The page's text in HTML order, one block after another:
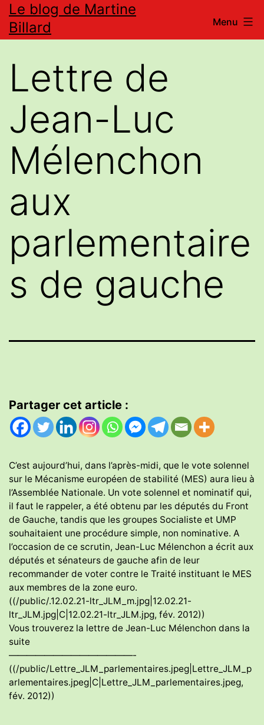
Aller
au
Le blog de Martine
Billard
Menu
Lettre de
Jean-Luc
Mélenchon
aux
parlementaire
s de gauche
Partager cet article :
C’est aujourd’hui, dans l’après-midi, que le vote solennel
sur le Mécanisme européen de stabilité (MES) aura lieu à
l’Assemblée Nationale. Un vote solennel et nominatif qui,
il faut le rappeler, a été obtenu par les députés du Front
de Gauche, tandis que les groupes Socialiste et UMP
souhaitaient une procédure simple, non nominative. A
l’occasion de ce scrutin, Jean-Luc Mélenchon a écrit aux
députés et sénateurs de gauche afin de leur
recommander de voter contre le Traité instituant le MES
aux membres de la zone euro.
((/public/.12.02.21-ltr_JLM_m.jpg|12.02.21-
ltr_JLM.jpg|C|12.02.21-ltr_JLM.jpg, fév. 2012))
Vous trouverez la lettre de Jean-Luc Mélenchon dans la
suite
——————————————-
((/public/Lettre_JLM_parlementaires.jpeg|Lettre_JLM_p
arlementaires.jpeg|C|Lettre_JLM_parlementaires.jpeg,
fév. 2012))